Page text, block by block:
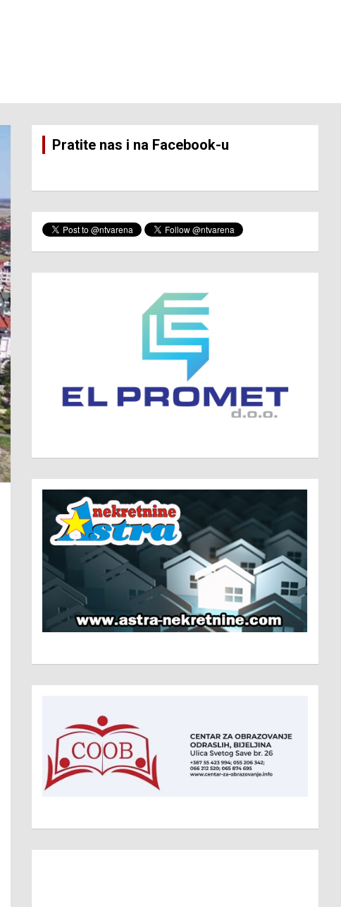
Pratite nas i na Facebook-u